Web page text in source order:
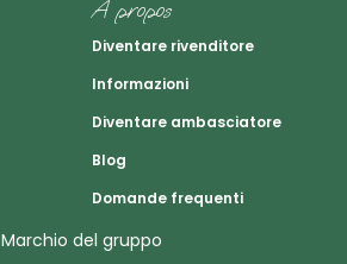
A propos
Diventare rivenditore
Informazioni
Diventare ambasciatore
Blog
Domande frequenti
Marchio del gruppo